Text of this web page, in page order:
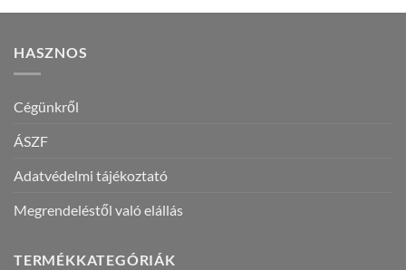
HASZNOS
Cégünkről
ÁSZF
Adatvédelmi tájékoztató
Megrendeléstől való elállás
TERMÉKKATEGÓRIÁK